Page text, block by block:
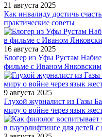
21 августа 2025
Как инвалиду достичь
практические советы
16 августа 2025
Блогер из Уфы Рустам
фильме с Иваном Янковским
9 августа 2025
Глухой журналист из Газы
миру о войне через язык